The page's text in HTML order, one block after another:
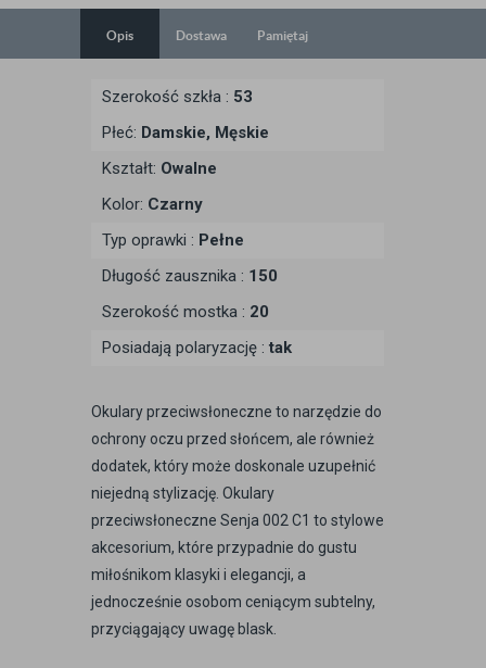
Opis Dostawa Pamiętaj
Szerokość szkła : 53
Płeć: Damskie, Męskie
Kształt: Owalne
Kolor: Czarny
Typ oprawki : Pełne
Długość zausznika : 150
Szerokość mostka : 20
Posiadają polaryzację : tak
Okulary przeciwsłoneczne to narzędzie do
ochrony oczu przed słońcem, ale również
dodatek, który może doskonale uzupełnić
niejedną stylizację. Okulary
przeciwsłoneczne Senja 002 C1 to stylowe
akcesorium, które przypadnie do gustu
miłośnikom klasyki i elegancji, a
jednocześnie osobom ceniącym subtelny,
przyciągający uwagę blask.